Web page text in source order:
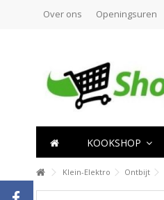
Over ons Openingsuren
KOOKSHOP
Klein-Elektro Ontbijt